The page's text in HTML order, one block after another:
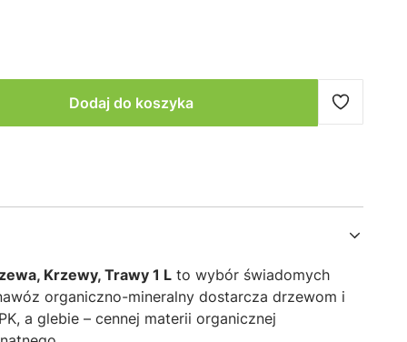
Dodaj do koszyka
Krzewy, Trawy 1 L to wybór świadomych
organiczno-mineralny dostarcza drzewom i
a glebie – cennej materii organicznej